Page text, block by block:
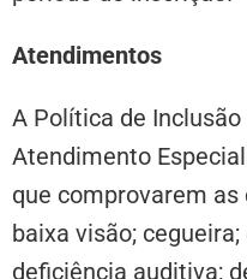
Atendimentos
A Política de Inclusão
Atendimento
que comprovarem
baixa visão;
deficiência auditiva;